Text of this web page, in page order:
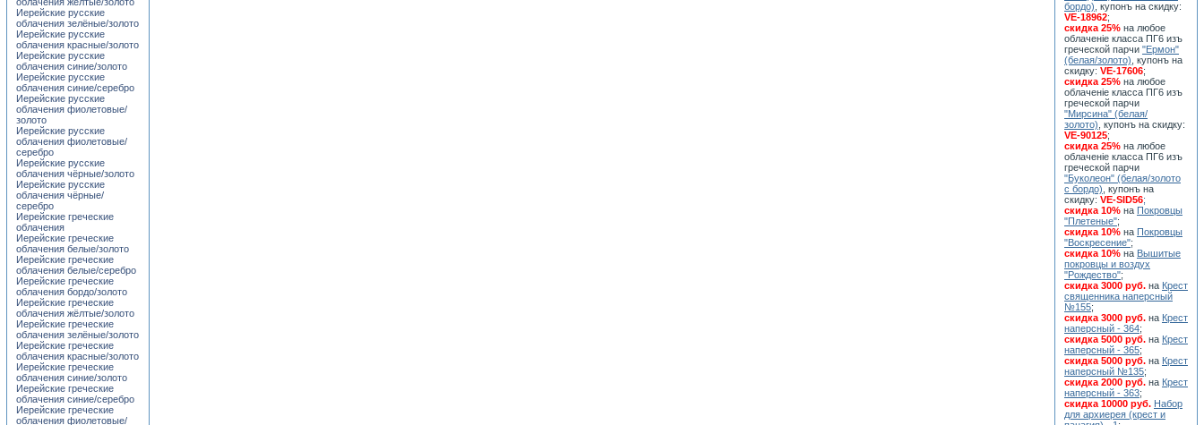
Иерейские русские
облачения зелёные/золото
Иерейские русские
облачения красные/золото
Иерейские русские
облачения синие/золото
Иерейские русские
облачения синие/серебро
Иерейские русские
облачения фиолетовые/
золото
Иерейские русские
облачения фиолетовые/
серебро
Иерейские русские
облачения чёрные/золото
Иерейские русские
облачения чёрные/
серебро
Иерейские греческие
облачения
Иерейские греческие
облачения белые/золото
Иерейские греческие
облачения белые/серебро
Иерейские греческие
облачения бордо/золото
Иерейские греческие
облачения жёлтые/золото
Иерейские греческие
облачения зелёные/золото
Иерейские греческие
облачения красные/золото
Иерейские греческие
облачения синие/золото
Иерейские греческие
облачения синие/серебро
Иерейские греческие
облачения фиолетовые/
бордо) , купонъ на скидку:
VE-18962;
скидка 25% на любое
облаченiе класса ПГ6 изъ
греческой парчи "Ермон"
(белая/золото) , купонъ на
скидку: VE-17606;
скидка 25% на любое
облаченiе класса ПГ6 изъ
греческой парчи
"Мирсина" (белая/
золото) , купонъ на скидку:
VE-90125;
скидка 25% на любое
облаченiе класса ПГ6 изъ
греческой парчи
"Буколеон" (белая/золото
с бордо) , купонъ на
скидку: VE-SID56;
скидка 10% на Покровцы
"Плетеные";
скидка 10% на Покровцы
"Воскресение";
скидка 10% на Вышитые
покровцы и воздух
"Рождество";
скидка 3000 руб. на Крест
священника наперсный
№155;
скидка 3000 руб. на Крест
наперсный - 364;
скидка 5000 руб. на Крест
наперсный - 365;
скидка 5000 руб. на Крест
наперсный №135;
скидка 2000 руб. на Крест
наперсный - 363;
скидка 10000 руб. Набор
для архиерея (крест и